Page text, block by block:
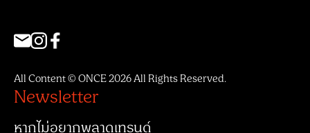
All Content © ONCE 2026 All Rights Reserved.
Newsletter
หากไม่อยากพลาดเทรนด์